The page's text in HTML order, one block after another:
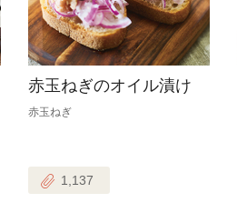
赤玉ねぎのオイル漬け
赤玉ねぎ
1,137